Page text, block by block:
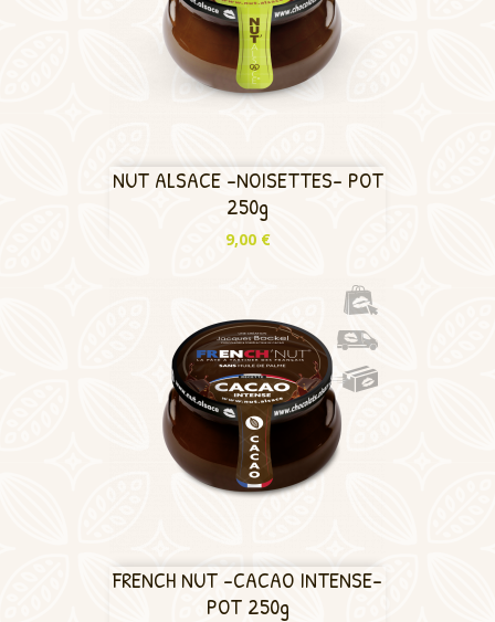
NUT ALSACE -NOISETTES- POT
250g
Prix
9,00 €
FRENCH NUT -CACAO INTENSE-
POT 250g